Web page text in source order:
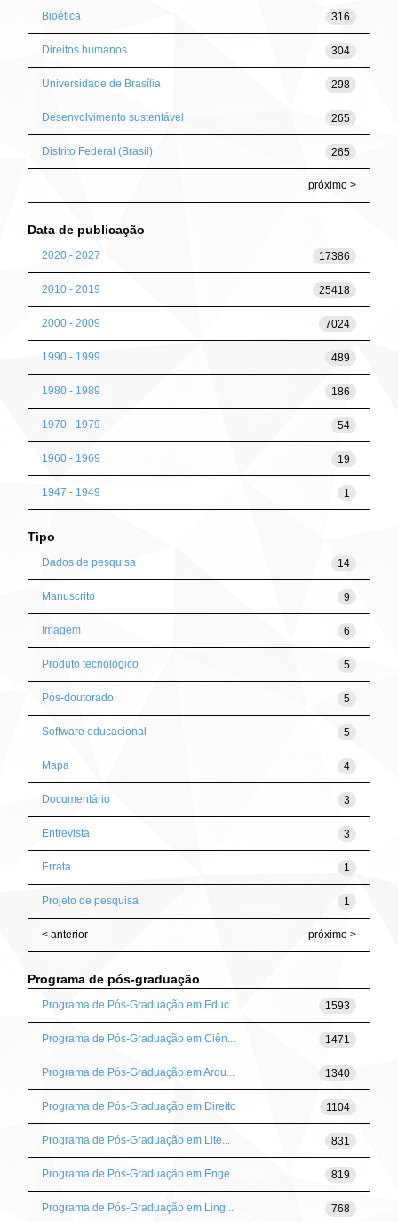
316
Bioética
304
Direitos humanos
298
Universidade de Brasília
265
Desenvolvimento sustentável
265
Distrito Federal (Brasil)
próximo >
Data de publicação
17386
2020 - 2027
25418
2010 - 2019
7024
2000 - 2009
489
1990 - 1999
186
1980 - 1989
54
1970 - 1979
19
1960 - 1969
1
1947 - 1949
Tipo
14
Dados de pesquisa
9
Manuscrito
6
Imagem
5
Produto tecnológico
5
Pós-doutorado
5
Software educacional
4
Mapa
3
Documentário
3
Entrevista
1
Errata
1
Projeto de pesquisa
< anterior próximo >
Programa de pós-graduação
1593
Programa de Pós-Graduação em Educ...
1471
Programa de Pós-Graduação em Ciên...
1340
Programa de Pós-Graduação em Arqu...
1104
Programa de Pós-Graduação em Direito
831
Programa de Pós-Graduação em Lite...
819
Programa de Pós-Graduação em Enge...
768
Programa de Pós-Graduação em Ling...